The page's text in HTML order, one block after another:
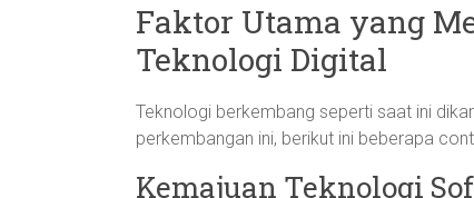
Faktor Utama yang
Teknologi Digital
Teknologi berkembang seperti saat ini
perkembangan ini, berikut ini beberapa
Kemajuan Teknologi